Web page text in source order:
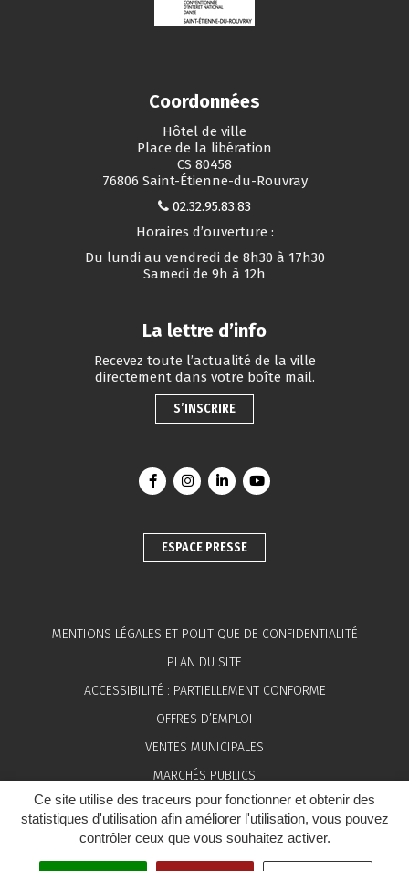
Ce site utilise des traceurs pour fonctionner et obtenir des
statistiques d'utilisation afin améliorer l'utilisation, vous pouvez
contrôler ceux que vous souhaitez activer.
Coordonnées
Hôtel de ville
Place de la libération
CS 80458
76806 Saint-Étienne-du-Rouvray
02.32.95.83.83
Horaires d’ouverture :
Du lundi au vendredi de 8h30 à 17h30
Samedi de 9h à 12h
La lettre d’info
Recevez toute l’actualité de la ville
directement dans votre boîte mail.
S’INSCRIRE
Lien vers le compte Facebook
Lien vers le compte Instagram
Lien vers le compte Linkedin
Lien vers la chaîne
ESPACE PRESSE
MENTIONS LÉGALES ET POLITIQUE DE CONFIDENTIALITÉ
PLAN DU SITE
ACCESSIBILITÉ : PARTIELLEMENT CONFORME
OFFRES D’EMPLOI
VENTES MUNICIPALES
MARCHÉS PUBLICS
ESPACE PRESSE